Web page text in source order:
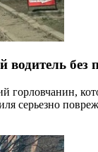
водитель без
серьезно